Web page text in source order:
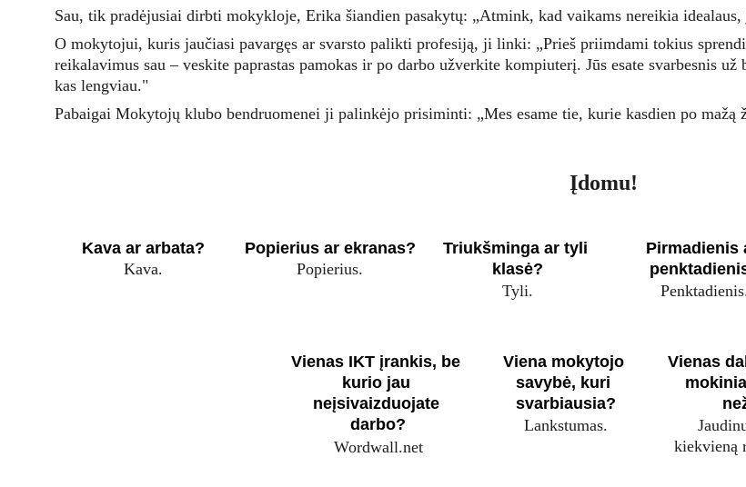
Sau, tik pradėjusiai dirbti mokykloje, Erika šiandien pasakytų: „Atmink, kad vaikams nereikia
O mokytojui, kuris jaučiasi pavargęs ar svarsto palikti profesiją, ji linki: „Prieš priimdami tokius
reikalavimus sau – veskite paprastas pamokas ir po darbo užverkite kompiuterį. Jūs esate svarbesnis
kas lengviau."
Pabaigai Mokytojų klubo bendruomenei ji palinkėjo prisiminti: „Mes esame tie, kurie kasdien po mažą
Įdomu!
Kava ar arbata?
Popierius.
Popierius ar ekranas?
Kava.
Triukšminga ar tyli
klasė?
Tyli.
Pirmadienis
Lankstumas.
Viena mokytojo
savybė, kuri
svarbiausia?
Wordwall.net
Vienas
kiekvieną
Vienas IKT įrankis, be
kurio jau
neįsivaizduojate
darbo?